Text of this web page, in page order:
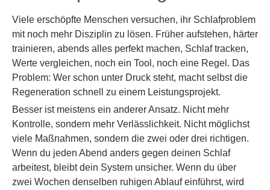
Viele erschöpfte Menschen versuchen, ihr Schlafproblem
mit noch mehr Disziplin zu lösen. Früher aufstehen, härter
trainieren, abends alles perfekt machen, Schlaf tracken,
Werte vergleichen, noch ein Tool, noch eine Regel. Das
Problem: Wer schon unter Druck steht, macht selbst die
Regeneration schnell zu einem Leistungsprojekt.
Besser ist meistens ein anderer Ansatz. Nicht mehr
Kontrolle, sondern mehr Verlässlichkeit. Nicht möglichst
viele Maßnahmen, sondern die zwei oder drei richtigen.
Wenn du jeden Abend anders gegen deinen Schlaf
arbeitest, bleibt dein System unsicher. Wenn du über
zwei Wochen denselben ruhigen Ablauf einführst, wird